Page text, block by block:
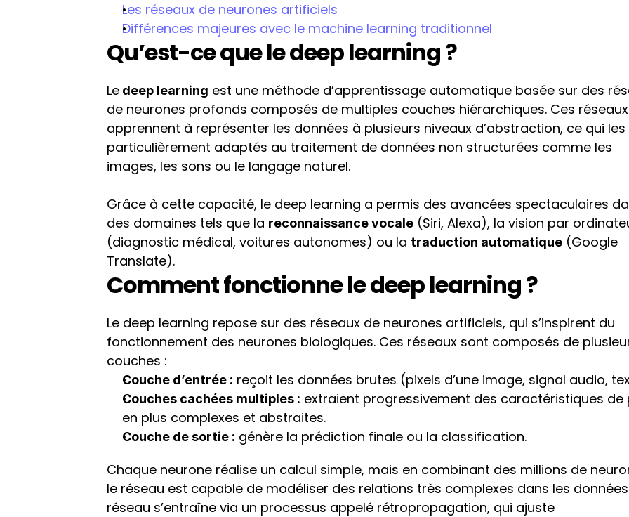
Les réseaux de neurones artificiels
Différences majeures avec le machine learning traditionnel
Qu’est-ce que le deep learning ?
Le deep learning est une méthode d’apprentissage automatique basée sur des
de neurones profonds composés de multiples couches hiérarchiques. Ces réseaux
apprennent à représenter les données à plusieurs niveaux d’abstraction, ce qui les
particulièrement adaptés au traitement de données non structurées comme les
images, les sons ou le langage naturel.
Grâce à cette capacité, le deep learning a permis des avancées spectaculaires
des domaines tels que la reconnaissance vocale (Siri, Alexa), la vision par
(diagnostic médical, voitures autonomes) ou la traduction automatique (Google
Translate).
Comment fonctionne le deep learning ?
Le deep learning repose sur des réseaux de neurones artificiels, qui s’inspirent du
fonctionnement des neurones biologiques. Ces réseaux sont composés de
couches :
Couche d’entrée : reçoit les données brutes (pixels d’une image, signal audio,
Couches cachées multiples : extraient progressivement des caractéristiques de
en plus complexes et abstraites.
Couche de sortie : génère la prédiction finale ou la classification.
Chaque neurone réalise un calcul simple, mais en combinant des millions de
le réseau est capable de modéliser des relations très complexes dans les
réseau s’entraîne via un processus appelé rétropropagation, qui ajuste